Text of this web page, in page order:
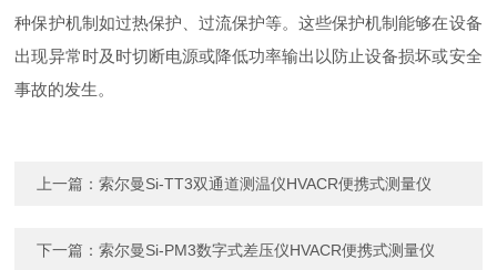
种保护机制如过热保护、过流保护等。这些保护机制能够在设备
出现异常时及时切断电源或降低功率输出以防止设备损坏或安全
事故的发生。
上一篇：索尔曼Si-TT3双通道测温仪HVACR便携式测量仪
下一篇：索尔曼Si-PM3数字式差压仪HVACR便携式测量仪